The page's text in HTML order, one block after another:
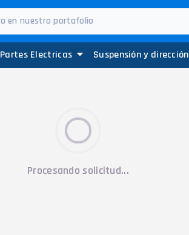
Partes Electricas Suspensión y dirección
Procesando solicitud...